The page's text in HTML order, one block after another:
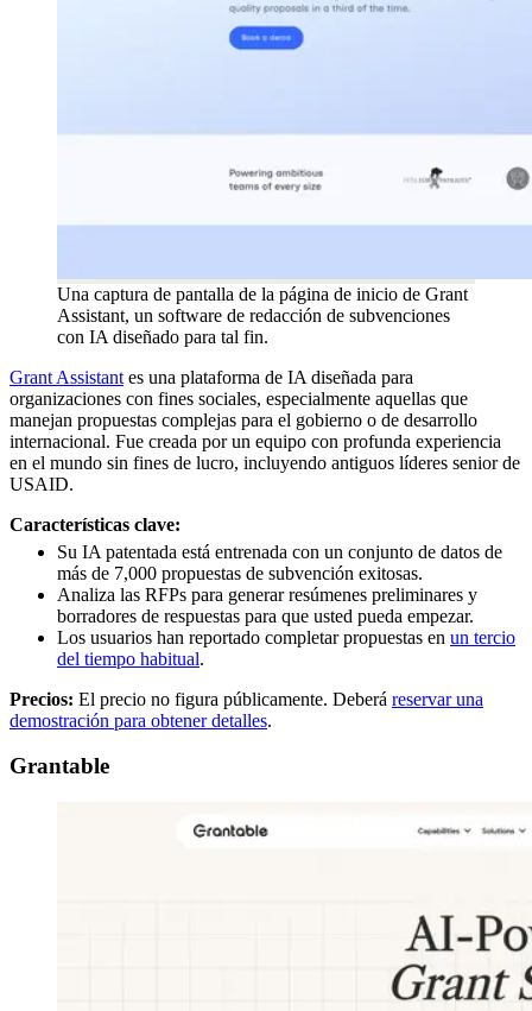
Una captura de pantalla de la página de inicio de Grant
Assistant, un software de redacción de subvenciones
con IA diseñado para tal fin.
Grant Assistant es una plataforma de IA diseñada para
organizaciones con fines sociales, especialmente aquellas que
manejan propuestas complejas para el gobierno o de desarrollo
internacional. Fue creada por un equipo con profunda experiencia
en el mundo sin fines de lucro, incluyendo antiguos líderes senior de
USAID.
Características clave:
Su IA patentada está entrenada con un conjunto de datos de
más de 7,000 propuestas de subvención exitosas.
Analiza las RFPs para generar resúmenes preliminares y
borradores de respuestas para que usted pueda empezar.
Los usuarios han reportado completar propuestas en un tercio
del tiempo habitual.
Precios: El precio no figura públicamente. Deberá reservar una
demostración para obtener detalles.
Grantable